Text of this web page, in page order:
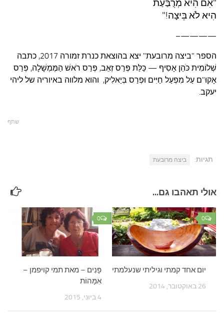
"אִם הִיא מְרֻבַּעַת
הִיא לֹא בֵּיצָה!"
————–
הספר "ביצה מרובעת" יצא בהוצאת כנרת זמורה 2017, כתבה
שְׁלוֹמִית כֹּהֵן אָסִיף — כַּלַּת פְּרַס זְאֵב, פְּרַס רֹאשׁ הַמֶּמְשָׁלָה, פְּרַס
אָקוּ"ם עַל מִפְעַל חַיִּים וּפְרַס בְּיַאלִיק, והוא מלווה באיוריה של ליהי
יעקב.
שתף
תגיות: ביצה מרובעת
אולי תאהבו גם...
0
פָּנִים – מאת תמי קויפמן –
אִמָּהוֹת
4 ביוני, 2015
0
יום אחד קמתי וגיליתי שנעלמתי
26 באוקטובר, 2014